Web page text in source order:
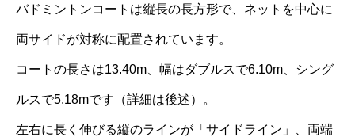
バドミントンコートは縦長の長方形で、ネットを中心に
両サイドが対称に配置されています。
コートの長さは13.40m、幅はダブルスで6.10m、シング
ルスで5.18mです（詳細は後述）。
左右に長く伸びる縦のラインが「サイドライン」、両端